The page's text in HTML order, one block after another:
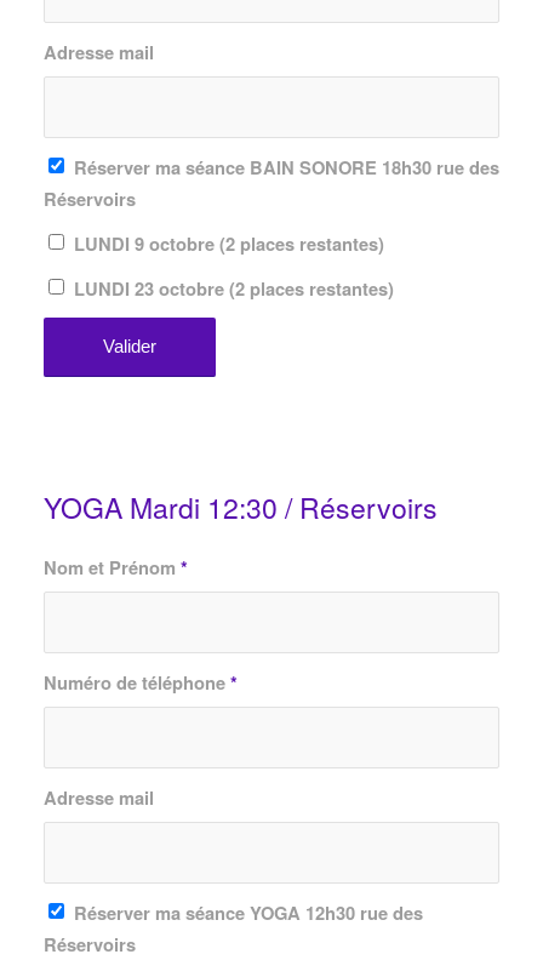
Adresse mail
Réserver ma séance BAIN SONORE 18h30 rue des
Réservoirs
LUNDI 9 octobre (2 places restantes)
LUNDI 23 octobre (2 places restantes)
YOGA Mardi 12:30 / Réservoirs
Nom et Prénom *
Numéro de téléphone*
Adresse mail
Réserver ma séance YOGA 12h30 rue des
Réservoirs